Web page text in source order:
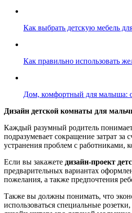
Как выбрать детскую мебель
Как правильно использовать
Дом, комфортный для малыша:
Дизайн детской комнаты для
Каждый разумный родитель
подразумевает сокращение затрат
устранения проблем с работниками,
Если вы закажете дизайн-проект
предварительных вариантах
пожелания, а также предпочтения
Также вы должны понимать, что
использоваться специальные